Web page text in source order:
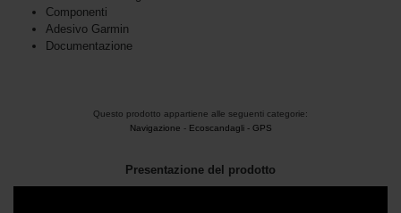
Componenti
Adesivo Garmin
Documentazione
Questo prodotto appartiene alle seguenti categorie:
Navigazione - Ecoscandagli - GPS
Presentazione del prodotto